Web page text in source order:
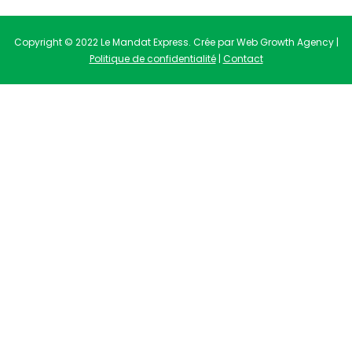
Copyright © 2022 Le Mandat Express. Crée par Web Growth Agency |
Politique de confidentialité| Contact